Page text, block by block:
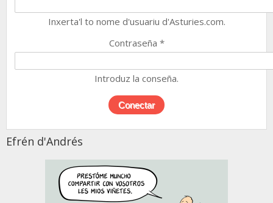
Inxerta'l to nome d'usuariu d'Asturies.com.
Contraseña *
Introduz la conseña.
Efrén d'Andrés